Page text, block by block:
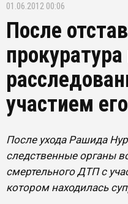
01.06.2012 00:06
После
участием
После ухода Рашида
следственные органы
смертельного ДТП с
котором находилась